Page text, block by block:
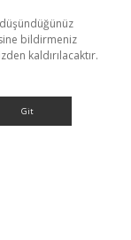
bildirmeniz
kaldırılacaktır.